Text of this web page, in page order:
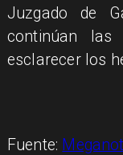
Juzgado de
continúan las
esclarecer los
Fuente: